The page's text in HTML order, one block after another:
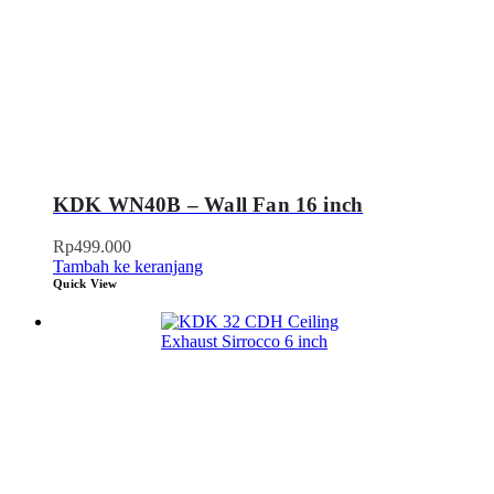
KDK WN40B – Wall Fan 16 inch
Rp499.000
Tambah ke keranjang
Quick View